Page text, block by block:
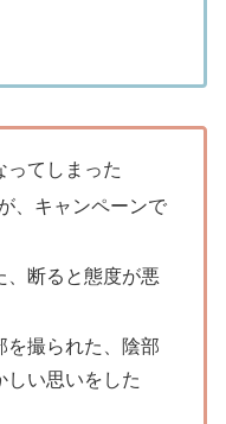
ってしまった
、キャンペーンで
、断ると態度が悪
を撮られた、陰部
しい思いをした